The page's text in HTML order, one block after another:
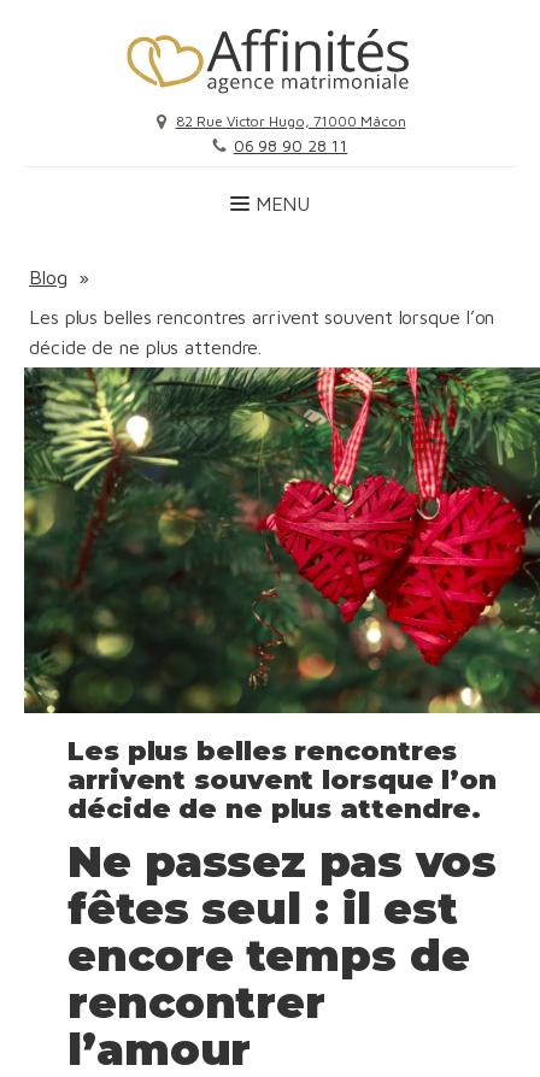
82 Rue Victor Hugo, 71000 Mâcon
06 98 90 28 11
Blog
»
Les plus belles rencontres arrivent souvent lorsque l’on
décide de ne plus attendre.
Les plus belles rencontres
arrivent souvent lorsque l’on
décide de ne plus attendre.
Ne passez pas vos
fêtes seul : il est
encore temps de
rencontrer
l’amour